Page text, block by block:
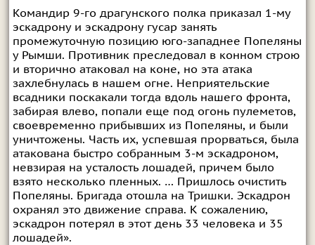
Командир 9-го драгунского полка приказал 1-му
эскадрону и эскадрону гусар занять
промежуточную позицию юго-западнее Попеляны
у Рымши. Противник преследовал в конном строю
и вторично атаковал на коне, но эта атака
захлебнулась в нашем огне. Неприятельские
всадники поскакали тогда вдоль нашего фронта,
забирая влево, попали еще под огонь пулеметов,
своевременно прибывших из Попеляны, и были
уничтожены. Часть их, успевшая прорваться, была
атакована быстро собранным 3-м эскадроном,
невзирая на усталость лошадей, причем было
взято несколько пленных. … Пришлось очистить
Попеляны. Бригада отошла на Тришки. Эскадрон
охранял это движение справа. К сожалению,
эскадрон потерял в этот день 33 человека и 35
лошадей».